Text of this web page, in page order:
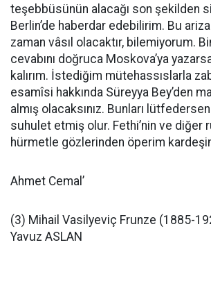
teşebbüsünün alacağı son şekilden
Berlin’de haberdar edebilirim. Bu
zaman vâsıl olacaktır, bi­lemiyorum.
cevabını doğruca Moskova’ya
kalırım. İstediğim mütehassıslarla
esamîsi hakkında Süreyya Bey’den
almış olacaksınız. Bunları
suhulet etmiş olur. Fethi’nin ve diğer
hürmetle gözlerinden öperim
Ahmet Cemal’
(3) Mihail Vasilyeviç Frunze (1885-
Yavuz ASLAN